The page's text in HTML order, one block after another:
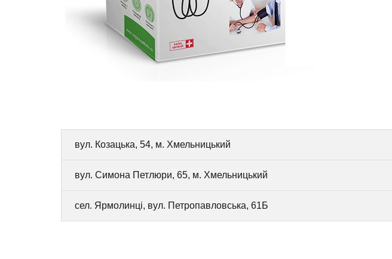
вул. Козацька, 54, м. Хмельницький
вул. Симона Петлюри, 65, м. Хмельницький
сел. Ярмолинці, вул. Петропавловська, 61Б